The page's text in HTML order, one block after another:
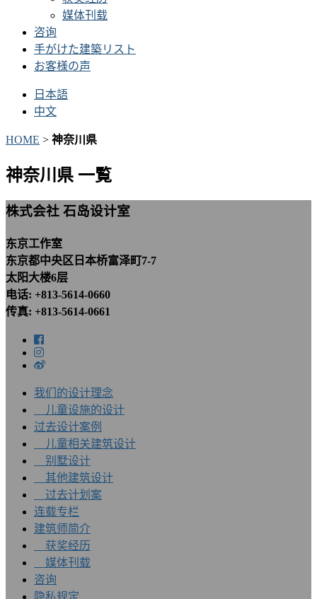
媒体刊载
咨询
手がけた建築リスト
お客様の声
日本語
中文
HOME > 神奈川県
神奈川県 一覧
株式会社 石岛设计室
东京工作室
东京都中央区日本桥富泽町7-7
太阳大楼6层
电话: +813-5614-0660
传真: +813-5614-0661
我们的设计理念
儿童设施的设计
过去设计案例
儿童相关建筑设计
别墅设计
其他建筑设计
过去计划案
连载专栏
建筑师简介
获奖经历
媒体刊载
咨询